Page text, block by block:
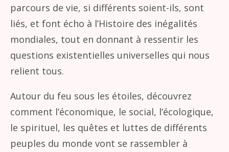
parcours de vie, si différents soient-ils, sont
liés, et font écho à l’Histoire des inégalités
mondiales, tout en donnant à ressentir les
questions existentielles universelles qui nous
relient tous.
Autour du feu sous les étoiles, découvrez
comment l’économique, le social, l’écologique,
le spirituel, les quêtes et luttes de différents
peuples du monde vont se rassembler à